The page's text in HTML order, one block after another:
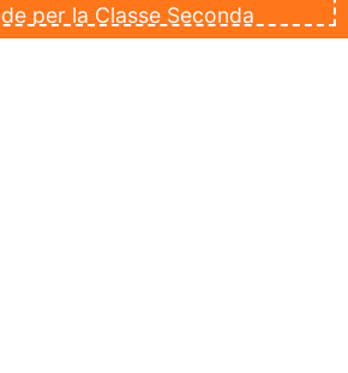
per la Classe Seconda